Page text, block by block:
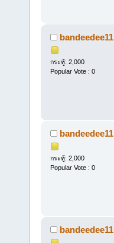
bandeedee11
กระทู้: 2,000
Popular Vote : 0
bandeedee11
กระทู้: 2,000
Popular Vote : 0
bandeedee11